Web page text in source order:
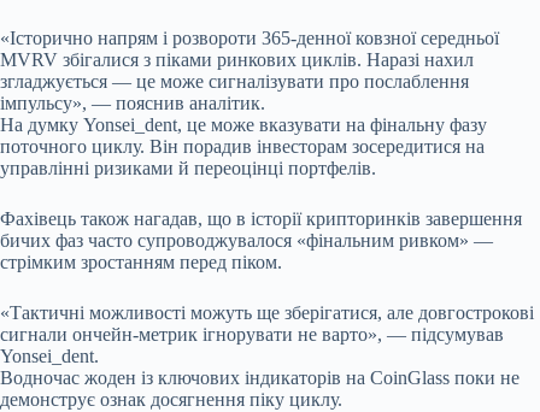
«Історично напрям і розвороти 365-денної ковзної середньої
MVRV збігалися з піками ринкових циклів. Наразі нахил
згладжується — це може сигналізувати про послаблення
імпульсу», — пояснив аналітик.
На думку Yonsei_dent, це може вказувати на фінальну фазу
поточного циклу. Він порадив інвесторам зосередитися на
управлінні ризиками й переоцінці портфелів.
Фахівець також нагадав, що в історії крипторинків завершення
бичих фаз часто супроводжувалося «фінальним ривком» —
стрімким зростанням перед піком.
«Тактичні можливості можуть ще зберігатися, але довгострокові
сигнали ончейн-метрик ігнорувати не варто», — підсумував
Yonsei_dent.
Водночас жоден із ключових індикаторів на CoinGlass поки не
демонструє ознак досягнення піку циклу.